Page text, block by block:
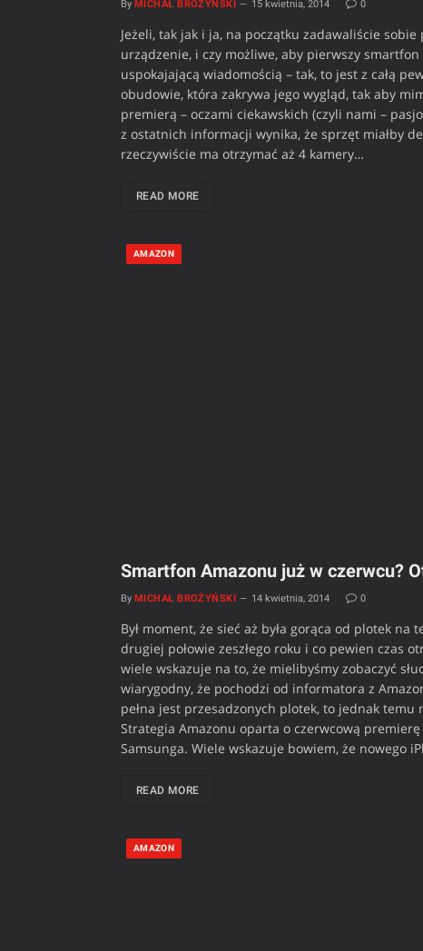
By MICHAŁ BROŻYŃSKI 15 kwietnia, 2014 0
Jeżeli, tak jak i ja, na początku zadawaliście
urządzenie, i czy możliwe, aby pierwszy
uspokajającą wiadomością – tak, to jest z całą
obudowie, która zakrywa jego wygląd, tak aby
premierą – oczami ciekawskich (czyli nami –
z ostatnich informacji wynika, że sprzęt miałby
rzeczywiście ma otrzymać aż 4 kamery…
READ MORE
AMAZON
Smartfon Amazonu już w czerwcu?
By MICHAŁ BROŻYŃSKI 14 kwietnia, 2014 0
Był moment, że sieć aż była gorąca od plotek
drugiej połowie zeszłego roku i co pewien czas
wiele wskazuje na to, że mielibyśmy zobaczyć
wiarygodny, że pochodzi od informatora z
pełna jest przesadzonych plotek, to jednak
Strategia Amazonu oparta o czerwcową
Samsunga. Wiele wskazuje bowiem, że nowego
READ MORE
AMAZON